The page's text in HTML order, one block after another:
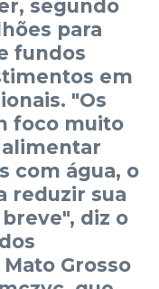
segundo
para
fundos
em
"Os
foco muito
com água, o
reduzir sua
diz o
Grosso